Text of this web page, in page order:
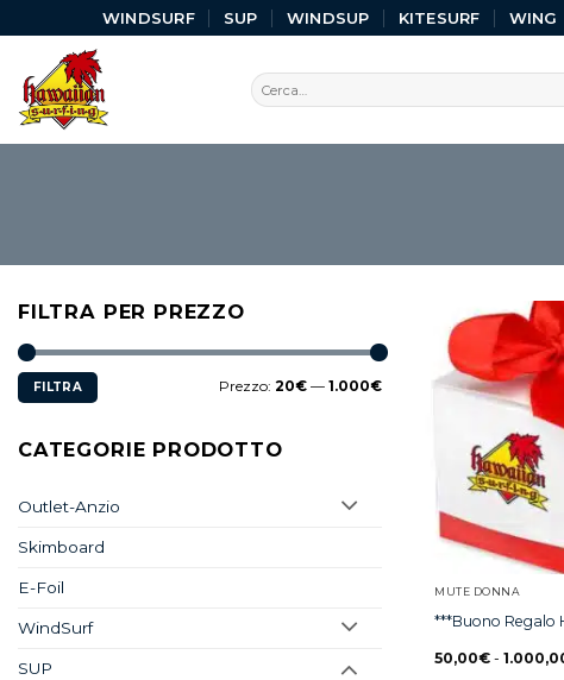
WINDSURF SUP WINDSUP KITESURF WING
FILTRA PER PREZZO
FILTRA Prezzo: 20€ — 1.000€
CATEGORIE PRODOTTO
Outlet-Anzio
Skimboard
E-Foil
WindSurf
SUP
MUTE DONNA
***Buono Regalo
50,00€ -